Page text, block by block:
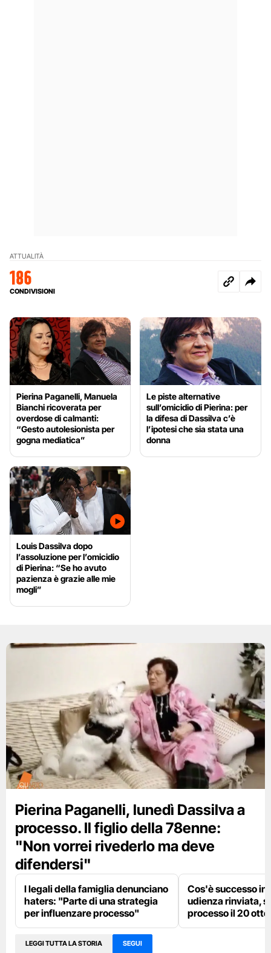
ATTUALITÀ
186
CONDIVISIONI
Pierina Paganelli, Manuela
Bianchi ricoverata per
overdose di calmanti:
“Gesto autolesionista per
gogna mediatica”
Le piste alternative
sull’omicidio di Pierina: per
la difesa di Dassilva c’è
l’ipotesi che sia stata una
donna
Louis Dassilva dopo
l’assoluzione per l’omicidio
di Pierina: “Se ho avuto
pazienza è grazie alle mie
mogli”
Pierina Paganelli, lunedì Dassilva a
processo. Il figlio della 78enne:
"Non vorrei rivederlo ma deve
difendersi"
I legali della famiglia denunciano
haters: "Parte di una strategia
per influenzare processo"
Cos'è successo in
udienza rinviata,
processo il 20
LEGGI TUTTA LA STORIA SEGUI